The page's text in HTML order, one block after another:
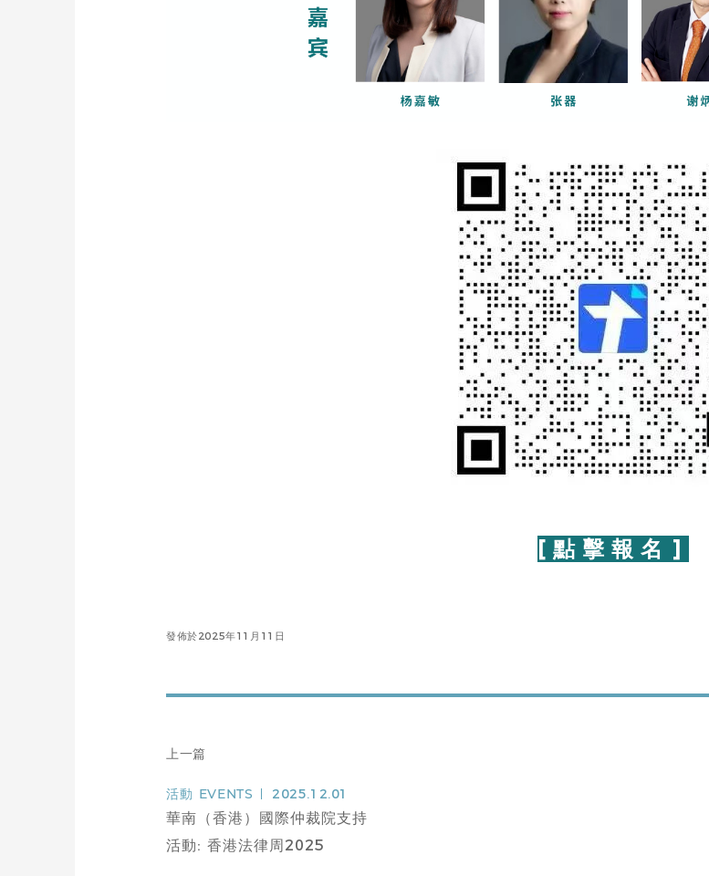
[ 點 擊 報 名 ]
發佈於2025年11月11日
上一篇
活動 EVENTS 2025.12.01
華南（香港）國際仲裁院支持
活動: 香港法律周2025